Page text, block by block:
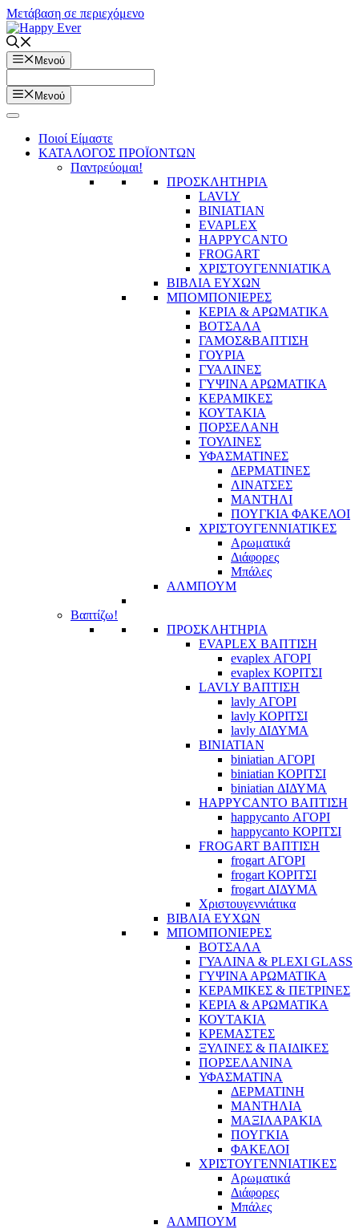
Μετάβαση σε περιεχόμενο
Μενού
Μενού
Ποιοί Είμαστε
ΚΑΤΑΛΟΓΟΣ ΠΡΟΪΟΝΤΩΝ
Παντρεύομαι!
ΠΡΟΣΚΛΗΤΗΡΙΑ
LAVLY
BINIATIAN
EVAPLEX
HAPPYCANTO
FROGART
ΧΡΙΣΤΟΥΓΕΝΝΙΑΤΙΚΑ
ΒΙΒΛΙΑ ΕΥΧΩΝ
ΜΠΟΜΠΟΝΙΕΡΕΣ
ΚΕΡΙΑ & ΑΡΩΜΑΤΙΚΑ
ΒΟΤΣΑΛΑ
ΓΑΜΟΣ&ΒΑΠΤΙΣΗ
ΓΟΥΡΙΑ
ΓΥΑΛΙΝΕΣ
ΓΥΨΙΝΑ ΑΡΩΜΑΤΙΚΑ
ΚΕΡΑΜΙΚΕΣ
ΚΟΥΤΑΚΙΑ
ΠΟΡΣΕΛΑΝΗ
ΤΟΥΛΙΝΕΣ
ΥΦΑΣΜΑΤΙΝΕΣ
ΔΕΡΜΑΤΙΝΕΣ
ΛΙΝΑΤΣΕΣ
ΜΑΝΤΗΛΙ
ΠΟΥΓΚΙΑ ΦΑΚΕΛΟΙ
ΧΡΙΣΤΟΥΓΕΝΝΙΑΤΙΚΕΣ
Αρωματικά
Διάφορες
Μπάλες
ΑΛΜΠΟΥΜ
Βαπτίζω!
ΠΡΟΣΚΛΗΤΗΡΙΑ
EVAPLEX ΒΑΠΤΙΣΗ
evaplex ΑΓΟΡΙ
evaplex ΚΟΡΙΤΣΙ
LAVLY ΒΑΠΤΙΣΗ
lavly ΑΓΟΡΙ
lavly ΚΟΡΙΤΣΙ
lavly ΔΙΔΥΜΑ
BINIATIAN
biniatian ΑΓΟΡΙ
biniatian ΚΟΡΙΤΣΙ
biniatian ΔΙΔΥΜΑ
HAPPYCANTO ΒΑΠΤΙΣΗ
happycanto ΑΓΟΡΙ
happycanto ΚΟΡΙΤΣΙ
FROGART ΒΑΠΤΙΣΗ
frogart ΑΓΟΡΙ
frogart ΚΟΡΙΤΣΙ
frogart ΔΙΔΥΜΑ
Χριστουγεννιάτικα
ΒΙΒΛΙΑ ΕΥΧΩΝ
ΜΠΟΜΠΟΝΙΕΡΕΣ
ΒΟΤΣΑΛΑ
ΓΥΑΛΙΝΑ & PLEXI GLASS
ΓΥΨΙΝΑ ΑΡΩΜΑΤΙΚΑ
ΚΕΡΑΜΙΚΕΣ & ΠΕΤΡΙΝΕΣ
ΚΕΡΙΑ & ΑΡΩΜΑΤΙΚΑ
ΚΟΥΤΑΚΙΑ
ΚΡΕΜΑΣΤΕΣ
ΞΥΛΙΝΕΣ & ΠΑΙΔΙΚΕΣ
ΠΟΡΣΕΛΑΝΙΝΑ
ΥΦΑΣΜΑΤΙΝA
ΔΕΡΜΑΤΙΝΗ
ΜΑΝΤΗΛΙΑ
ΜΑΞΙΛΑΡΑΚΙΑ
ΠΟΥΓΚΙΑ
ΦΑΚΕΛΟΙ
ΧΡΙΣΤΟΥΓΕΝΝΙΑΤΙΚΕΣ
Αρωματικά
Διάφορες
Μπάλες
ΑΛΜΠΟΥΜ